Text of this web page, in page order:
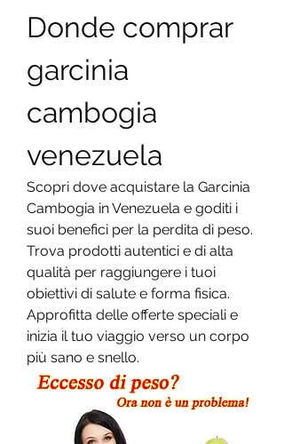
Donde comprar
garcinia
cambogia
venezuela
Scopri dove acquistare la Garcinia
Cambogia in Venezuela e goditi i
suoi benefici per la perdita di peso.
Trova prodotti autentici e di alta
qualità per raggiungere i tuoi
obiettivi di salute e forma fisica.
Approfitta delle offerte speciali e
inizia il tuo viaggio verso un corpo
più sano e snello.